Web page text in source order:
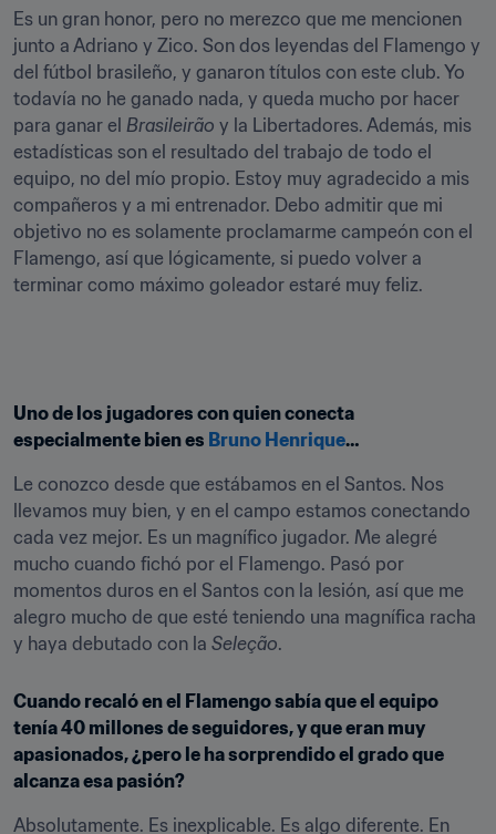
Es un gran honor, pero no merezco que me mencionen
junto a Adriano y Zico. Son dos leyendas del Flamengo y
del fútbol brasileño, y ganaron títulos con este club. Yo
todavía no he ganado nada, y queda mucho por hacer
para ganar el Brasileirão y la Libertadores. Además, mis
estadísticas son el resultado del trabajo de todo el
equipo, no del mío propio. Estoy muy agradecido a mis
compañeros y a mi entrenador. Debo admitir que mi
objetivo no es solamente proclamarme campeón con el
Flamengo, así que lógicamente, si puedo volver a
terminar como máximo goleador estaré muy feliz.
Uno de los jugadores con quien conecta
especialmente bien es Bruno Henrique…
Le conozco desde que estábamos en el Santos. Nos
llevamos muy bien, y en el campo estamos conectando
cada vez mejor. Es un magnífico jugador. Me alegré
mucho cuando fichó por el Flamengo. Pasó por
momentos duros en el Santos con la lesión, así que me
alegro mucho de que esté teniendo una magnífica racha
y haya debutado con la Seleção.
Cuando recaló en el Flamengo sabía que el equipo
tenía 40 millones de seguidores, y que eran muy
apasionados, ¿pero le ha sorprendido el grado que
alcanza esa pasión?
Absolutamente. Es inexplicable. Es algo diferente. En